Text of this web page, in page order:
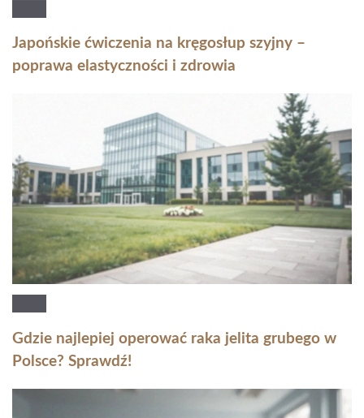
Japońskie ćwiczenia na kręgosłup szyjny –
poprawa elastyczności i zdrowia
Gdzie najlepiej operować raka jelita grubego w
Polsce? Sprawdź!